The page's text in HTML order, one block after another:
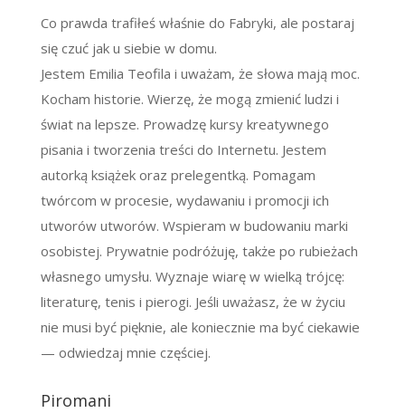
Co prawda trafiłeś właśnie do Fabryki, ale postaraj
się czuć jak u siebie w domu.
Jestem Emilia Teofila i uważam, że słowa mają moc.
Kocham historie. Wierzę, że mogą zmienić ludzi i
świat na lepsze. Prowadzę kursy kreatywnego
pisania i tworzenia treści do Internetu. Jestem
autorką książek oraz prelegentką. Pomagam
twórcom w procesie, wydawaniu i promocji ich
utworów utworów. Wspieram w budowaniu marki
osobistej. Prywatnie podróżuję, także po rubieżach
własnego umysłu. Wyznaje wiarę w wielką trójcę:
literaturę, tenis i pierogi. Jeśli uważasz, że w życiu
nie musi być pięknie, ale koniecznie ma być ciekawie
— odwiedzaj mnie częściej.
Piromani